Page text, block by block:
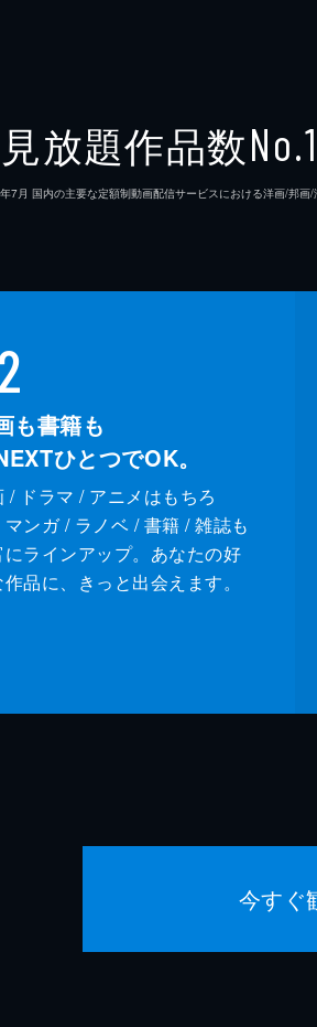
見放題作品数No.1
7⽉ 国内の主要な定額制動画配信サービスにおける洋画/邦
も書籍も
ひとつでOK。
/ ドラマ / アニメはもちろ
マンガ / ラノベ / 書籍 / 雑誌も
にラインアップ。あなたの好
作品に、きっと出会えます。
今すぐ